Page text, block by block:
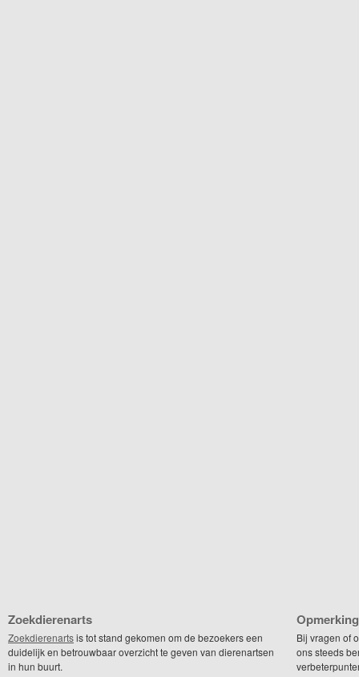
Zoekdierenarts
Zoekdierenartsis tot stand gekomen om de bezoekers een
duidelijk en betrouwbaar overzicht te geven van dierenartsen
in hun buurt.
Bij vragen of
ons steeds